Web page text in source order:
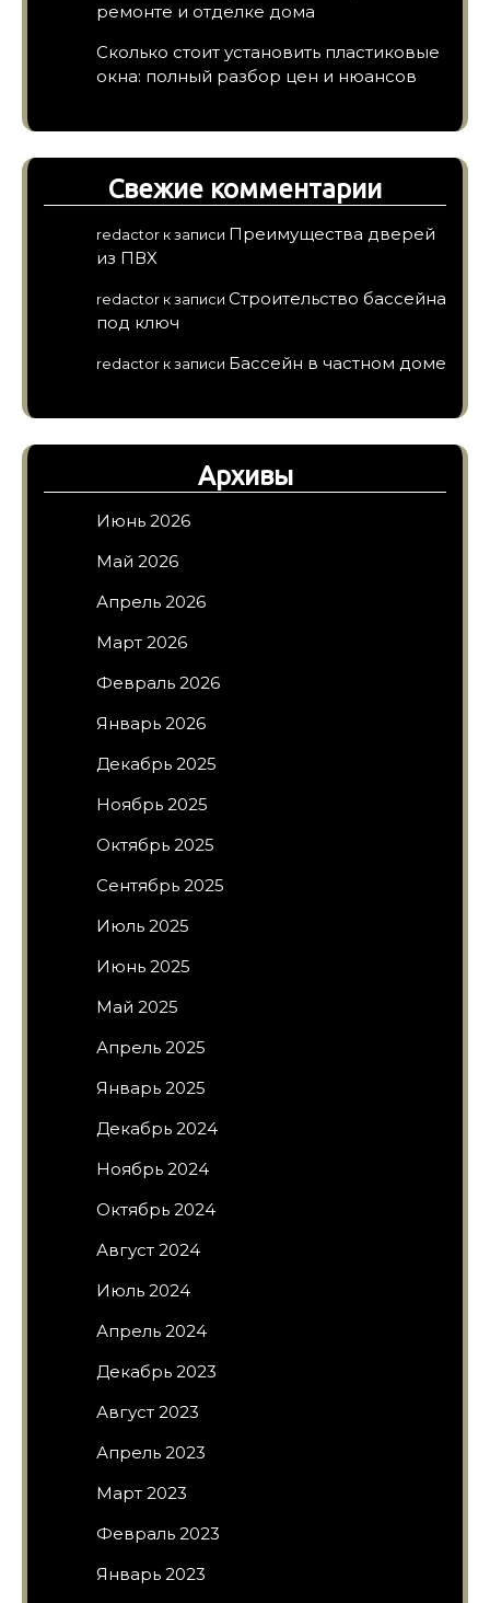
ремонте и отделке дома
Сколько стоит установить пластиковые
окна: полный разбор цен и нюансов
Свежие комментарии
redactor к записи Преимущества дверей
из ПВХ
redactor к записи Строительство бассейна
под ключ
redactor к записи Бассейн в частном доме
Архивы
Июнь 2026
Май 2026
Апрель 2026
Март 2026
Февраль 2026
Январь 2026
Декабрь 2025
Ноябрь 2025
Октябрь 2025
Сентябрь 2025
Июль 2025
Июнь 2025
Май 2025
Апрель 2025
Январь 2025
Декабрь 2024
Ноябрь 2024
Октябрь 2024
Август 2024
Июль 2024
Апрель 2024
Декабрь 2023
Август 2023
Апрель 2023
Март 2023
Февраль 2023
Январь 2023